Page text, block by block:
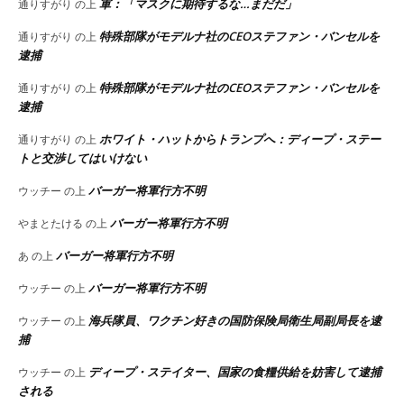
通りすがり の上 軍：「マスクに期待するな…まだだ」
通りすがり の上 特殊部隊がモデルナ社のCEOステファン・バンセルを
逮捕
通りすがり の上 特殊部隊がモデルナ社のCEOステファン・バンセルを
逮捕
通りすがり の上 ホワイト・ハットからトランプへ：ディープ・ステー
トと交渉してはいけない
ウッチー の上 バーガー将軍行方不明
やまとたける の上 バーガー将軍行方不明
あ の上 バーガー将軍行方不明
ウッチー の上 バーガー将軍行方不明
ウッチー の上 海兵隊員、ワクチン好きの国防保険局衛生局副局長を逮
捕
ウッチー の上 ディープ・ステイター、国家の食糧供給を妨害して逮捕
される